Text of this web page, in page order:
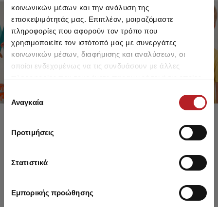
κοινωνικών μέσων και την ανάλυση της
επισκεψιμότητάς μας. Επιπλέον, μοιραζόμαστε
πληροφορίες που αφορούν τον τρόπο που
χρησιμοποιείτε τον ιστότοπό μας με συνεργάτες
κοινωνικών μέσων, διαφήμισης και αναλύσεων, οι
οποίοι ενδεχομένως να τις συνδυάσουν με άλλες
των υπηρεσιών τους.
Επιλογή
συγκατάθεσης
Αναγκαία
Προτιμήσεις
Στατιστικά
Εμπορικής προώθησης
FOR GIRLS
UP TO -30%
SHOP SALE
FOR BOYS
UP TO -30%
SHOP SALE